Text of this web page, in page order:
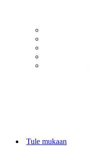
Tule mukaan